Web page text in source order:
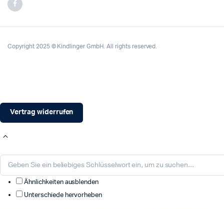
Copyright 2025 © Kindlinger GmbH. All rights reserved.
Vertrag widerrufen
Ähnlichkeiten ausblenden
Unterschiede hervorheben